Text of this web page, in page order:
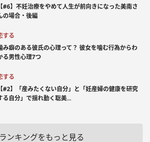
【#6】不妊治療をやめて人生が前向きになった美南さ
の場合・後編
する
み癖のある彼氏の心理って？ 彼女を噛む行為からわ
る男性心理7つ
する
【#2】「産みたくない自分」と「妊産婦の健康を研究
る自分」で揺れ動く聡美...
ランキングをもっと見る